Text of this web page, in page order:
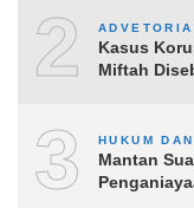
2
Kasus
Miftah
3 HUKUM
Mantan